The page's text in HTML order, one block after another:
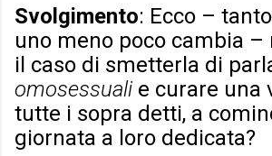
Svolgimento: Ecco –
uno meno poco cambia –
il caso di smetterla di
omosessuali e curare una
tutte i sopra detti, a
giornata a loro dedicata?